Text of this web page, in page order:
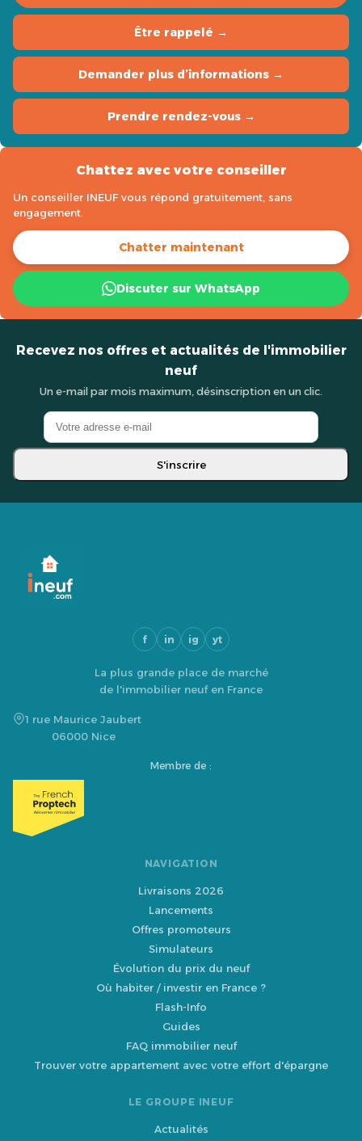
Être rappelé →
Demander plus d’informations →
Prendre rendez-vous →
Chattez avec votre conseiller
Un conseiller INEUF vous répond gratuitement, sans
engagement.
Chatter maintenant
Discuter sur WhatsApp
Recevez nos offres et actualités de l'immobilier
neuf
Un e-mail par mois maximum, désinscription en un clic.
S'inscrire
f in ig yt
La plus grande place de marché
de l'immobilier neuf en France
1 rue Maurice Jaubert
06000 Nice
Membre de :
NAVIGATION
Livraisons 2026
Lancements
Offres promoteurs
Simulateurs
Évolution du prix du neuf
Où habiter / investir en France ?
Flash-Info
Guides
FAQ immobilier neuf
Trouver votre appartement avec votre effort d'épargne
LE GROUPE INEUF
Actualités